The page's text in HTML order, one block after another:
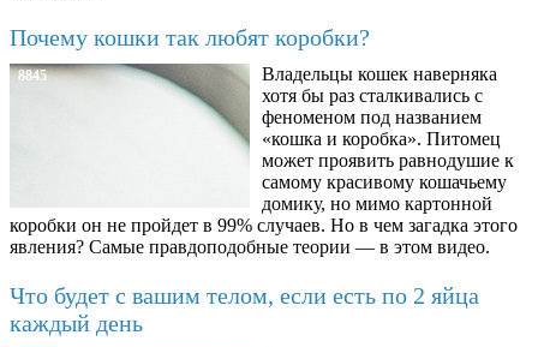
Почему кошки так любят коробки?
8845
Владельцы кошек наверняка
хотя бы раз сталкивались с
феноменом под названием
«кошка и коробка». Питомец
может проявить равнодушие к
самому красивому кошачьему
домику, но мимо картонной
коробки он не пройдет в 99% случаев. Но в чем загадка этого
явления? Самые правдоподобные теории — в этом видео.
Что будет с вашим телом, если есть по 2 яйца
каждый день